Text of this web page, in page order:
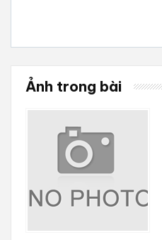
Ảnh trong bài